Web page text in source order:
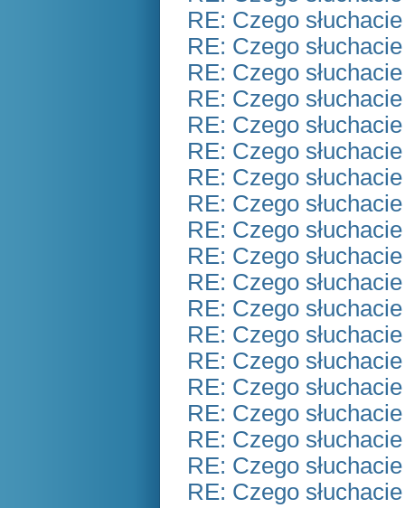
RE: Czego
RE: Czego
RE: Czego
RE: Czego
RE: Czego
RE: Czego
RE: Czego
RE: Czego
RE: Czego
RE: Czego
RE: Czego
RE: Czego
RE: Czego
RE: Czego
RE: Czego
RE: Czego
RE: Czego
RE: Czego
RE: Czego